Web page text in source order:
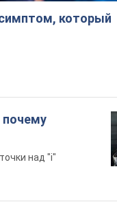
который
над "i"